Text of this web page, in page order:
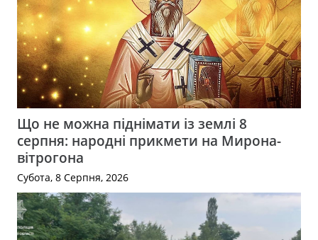
Що не можна піднімати із землі 8
серпня: народні прикмети на Мирона-
вітрогона
Субота, 8 Серпня, 2026